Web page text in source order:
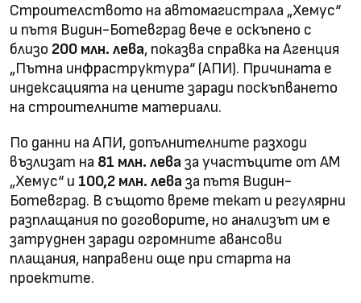
Строителството на автомагистрала „Хемус“
и пътя Видин-Ботевград вече е оскъпено с
близо 200 млн. лева, показва справка на Агенция
„Пътна инфраструктура“ (АПИ). Причината е
индексацията на цените заради поскъпването
на строителните материали.
По данни на АПИ, допълнителните разходи
възлизат на 81 млн. лева за участъците от АМ
„Хемус“ и 100,2 млн. лева за пътя Видин-
Ботевград. В същото време текат и регулярни
разплащания по договорите, но анализът им е
затруднен заради огромните авансови
плащания, направени още при старта на
проектите.